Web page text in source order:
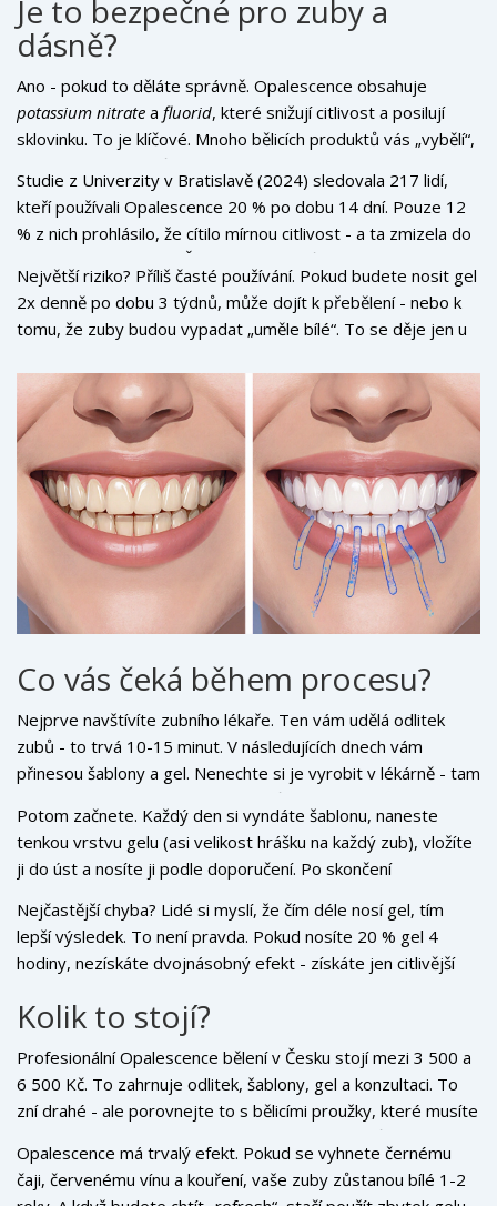
proužků.
Je to bezpečné pro zuby a
dásně?
Ano - pokud to děláte správně. Opalescence obsahuje
potassium nitrate a fluorid, které snižují citlivost a posilují
sklovinku. To je klíčové. Mnoho bělicích produktů vás „vybělí“,
ale zároveň vás způsobí bolestivé zuby. Opalescence to
nemá v plánu.
Studie z Univerzity v Bratislavě (2024) sledovala 217 lidí,
kteří používali Opalescence 20 % po dobu 14 dní. Pouze 12
% z nich prohlásilo, že cítilo mírnou citlivost - a ta zmizela do
24 hodin po ukončení. Žádný z účastníků nezažil poškození
sklovinky nebo dásní.
Největší riziko? Příliš časté používání. Pokud budete nosit gel
2x denně po dobu 3 týdnů, může dojít k přebělení - nebo k
tomu, že zuby budou vypadat „uměle bílé“. To se děje jen u
Co vás čeká během procesu?
Nejprve navštívíte zubního lékaře. Ten vám udělá odlitek
zubů - to trvá 10-15 minut. V následujících dnech vám
přinesou šablony a gel. Nenechte si je vyrobit v lékárně - tam
nejsou vyrobené podle vašich zubů.
Potom začnete. Každý den si vyndáte šablonu, naneste
tenkou vrstvu gelu (asi velikost hrášku na každý zub), vložíte
ji do úst a nosíte ji podle doporučení. Po skončení
neumývejte horkou vodou - může se deformovat.
Nejčastější chyba? Lidé si myslí, že čím déle nosí gel, tím
lepší výsledek. To není pravda. Pokud nosíte 20 % gel 4
hodiny, nezískáte dvojnásobný efekt - získáte jen citlivější
Kolik to stojí?
Profesionální Opalescence bělení v Česku stojí mezi 3 500 a
6 500 Kč. To zahrnuje odlitek, šablony, gel a konzultaci. To
zní drahé - ale porovnejte to s bělicími proužky, které musíte
kupovat každý měsíc. Za rok si koupíte 10 balíčků po 400 Kč -
to je 4 000 Kč, a výsledek bude horší.
Opalescence má trvalý efekt. Pokud se vyhnete černému
čaji, červenému vínu a kouření, vaše zuby zůstanou bílé 1-2